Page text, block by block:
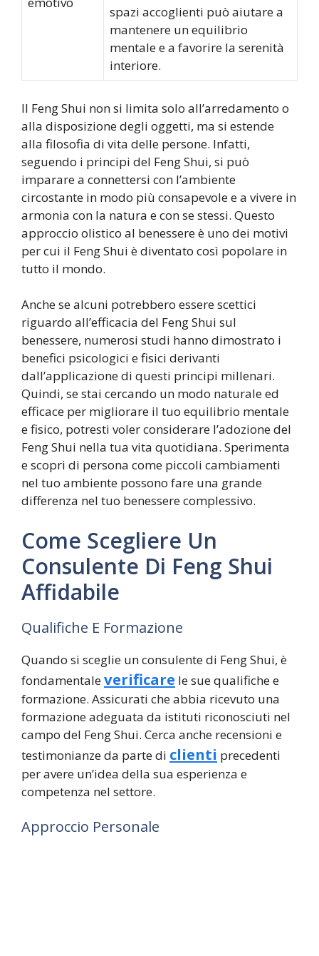
spazi accoglienti può aiutare a
mantenere un equilibrio
mentale e a favorire la serenità
interiore.
Il Feng Shui non si limita solo all’arredamento o
alla disposizione degli oggetti, ma si estende
alla filosofia di vita delle persone. Infatti,
seguendo i principi del Feng Shui, si può
imparare a connettersi con l’ambiente
circostante in modo più consapevole e a vivere in
armonia con la natura e con se stessi. Questo
approccio olistico al benessere è uno dei motivi
per cui il Feng Shui è diventato così popolare in
tutto il mondo.
Anche se alcuni potrebbero essere scettici
riguardo all’efficacia del Feng Shui sul
benessere, numerosi studi hanno dimostrato i
benefici psicologici e fisici derivanti
dall’applicazione di questi principi millenari.
Quindi, se stai cercando un modo naturale ed
efficace per migliorare il tuo equilibrio mentale
e fisico, potresti voler considerare l’adozione del
Feng Shui nella tua vita quotidiana. Sperimenta
e scopri di persona come piccoli cambiamenti
nel tuo ambiente possono fare una grande
differenza nel tuo benessere complessivo.
Come Scegliere Un
Consulente Di Feng Shui
Affidabile
Qualifiche E Formazione
Quando si sceglie un consulente di Feng Shui, è
fondamentaleverificare le sue qualifiche e
formazione. Assicurati che abbia ricevuto una
formazione adeguata da istituti riconosciuti nel
campo del Feng Shui. Cerca anche recensioni e
testimonianze da parte di clienti precedenti
per avere un’idea della sua esperienza e
competenza nel settore.
Approccio Personale